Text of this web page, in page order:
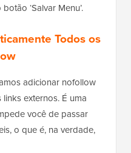
‘Salvar Menu’.
Todos os
adicionar nofollow
externos. É uma
você de passar
o que é, na verdade,